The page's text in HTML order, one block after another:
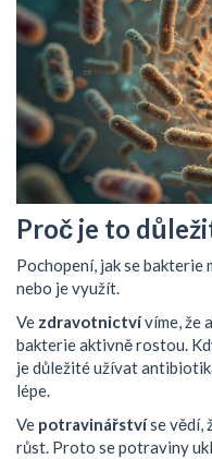
Proč je to
Pochopení, jak se bakterie
nebo je využít.
Ve zdravotnictvívíme, že
bakterie aktivně rostou.
je důležité užívat
lépe.
Ve potravinářstvíse vědí,
růst. Proto se potraviny